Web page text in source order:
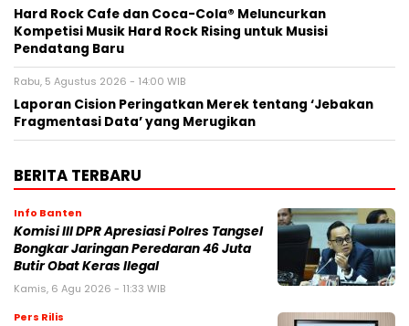
Hard Rock Cafe dan Coca-Cola® Meluncurkan
Kompetisi Musik Hard Rock Rising untuk Musisi
Pendatang Baru
Rabu, 5 Agustus 2026 - 14:00 WIB
Laporan Cision Peringatkan Merek tentang ‘Jebakan
Fragmentasi Data’ yang Merugikan
BERITA TERBARU
Info Banten
Komisi III DPR Apresiasi Polres Tangsel
Bongkar Jaringan Peredaran 46 Juta
Butir Obat Keras Ilegal
Kamis, 6 Agu 2026 - 11:33 WIB
Pers Rilis